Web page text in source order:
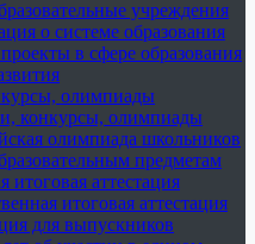
учреждения
о системе образования
в сфере образования
олимпиады
конкурсы, олимпиады
олимпиада школьников
предметам
итоговая аттестация
итоговая аттестация
для выпускников